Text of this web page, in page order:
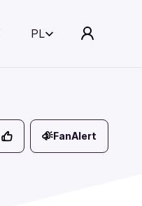
PL
FanAlert